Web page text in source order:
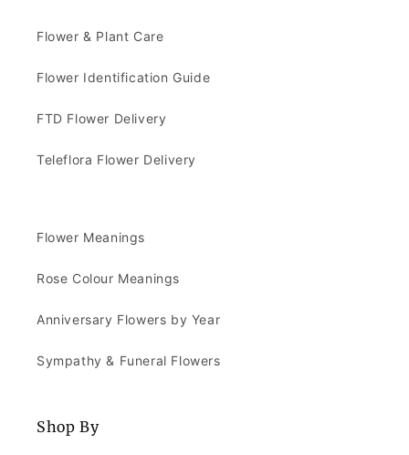
Flower & Plant Care
Flower Identification Guide
FTD Flower Delivery
Teleflora Flower Delivery
Flower Meanings
Rose Colour Meanings
Anniversary Flowers by Year
Sympathy & Funeral Flowers
Shop By